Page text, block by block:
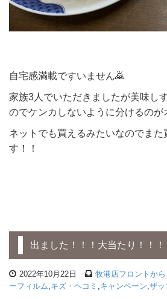
自宅感満載ですいません🙇
家族3人でいただきましたが美味し
のでケンカしないように分けるのが
ネットでも買えるみたいなのでまた
す！！
出ました！！！大当たり！！！
2022年10月22日 牧港店フロントから
ーフィルム,キズ・ヘコミ ,キャンペーン,ザッ